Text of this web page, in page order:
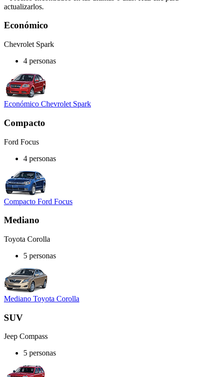
actualizarlos.
Económico
Chevrolet Spark
4 personas
Económico Chevrolet Spark
Compacto
Ford Focus
4 personas
Compacto Ford Focus
Mediano
Toyota Corolla
5 personas
Mediano Toyota Corolla
SUV
Jeep Compass
5 personas